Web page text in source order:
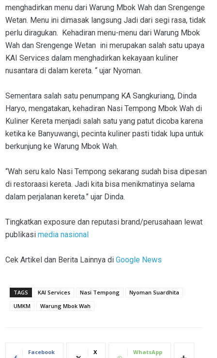
menghadirkan menu dari Warung Mbok Wah dan Srengenge
Wetan. Menu ini dimasak langsung Jadi dari segi rasa, tidak
perlu diragukan. Kehadiran menu-menu dari Warung Mbok
Wah dan Srengenge Wetan ini merupakan salah satu upaya
KAI Services dalam menghadirkan kekayaan kuliner
nusantara di dalam kereta. “ ujar Nyoman.
Sementara salah satu penumpang KA Sangkuriang, Dinda
Haryo, mengatakan, kehadiran Nasi Tempong Mbok Wah di
Kuliner Kereta menjadi salah satu yang patut dicoba karena
ketika ke Banyuwangi, pecinta kuliner pasti tidak lupa untuk
berkunjung ke Warung Mbok Wah.
“Wah seru kalo Nasi Tempong sekarang sudah bisa dipesan
di restoraasi kereta. Jadi kita bisa menikmatinya selama
dalam perjalanan kereta.” ujar Dinda.
Tingkatkan exposure dan reputasi brand/perusahaan lewat
publikasi media nasional
Cek Artikel dan Berita Lainnya di Google News
TAGS KAI Services Nasi Tempong
Nyoman Suardhita
UMKM
Warung Mbok Wah
Facebook X WhatsApp